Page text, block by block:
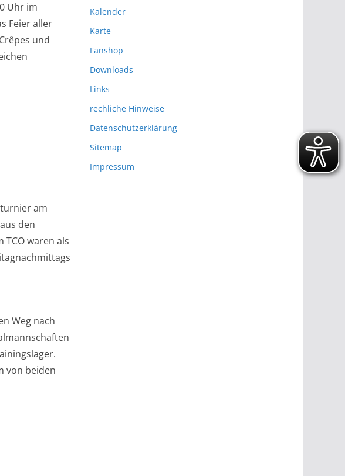
Uhr im
Feier aller
und
am
den
waren als
Weg nach
von beiden
Kalender
Karte
Fanshop
Downloads
Links
rechliche Hinweise
Datenschutzerklärung
Sitemap
Impressum